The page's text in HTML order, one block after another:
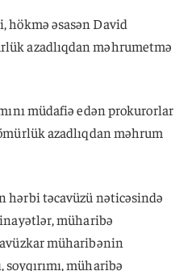
hökmə əsasən David
azadlıqdan məhrumetmə
müdafiə edən prokurorlar
azadlıqdan məhrum
hərbi təcavüzü nəticəsində
müharibə
müharibənin
soyqırımı, müharibə